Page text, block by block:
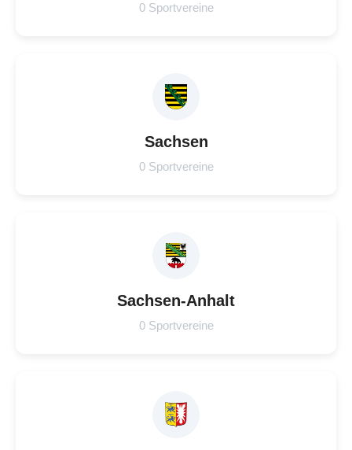
0 Sportvereine
Sachsen
0 Sportvereine
Sachsen-Anhalt
0 Sportvereine